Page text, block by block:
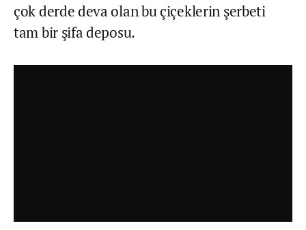
çok derde deva olan bu çiçeklerin şerbeti
tam bir şifa deposu.